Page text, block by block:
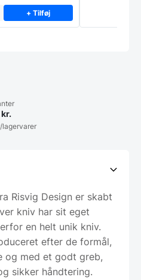
+ Tilføj
lagervarer
Risvig Design er skabt
kniv har sit eget
en helt unik kniv.
efter de formål,
og med et godt greb,
sikker håndtering.